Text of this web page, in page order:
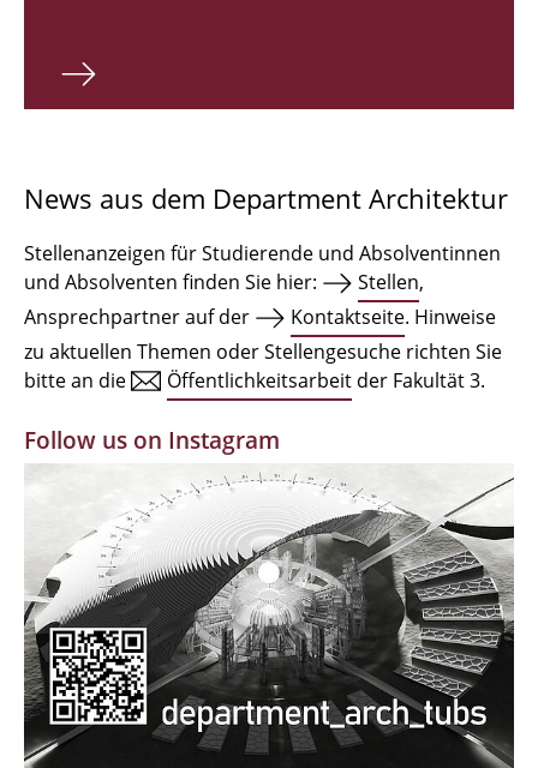
Master Architektur
Qualifikationsprofil
Institute
Einrichtungen
Zeichensäle
MBW | Modellbauwerkstatt
Alumni | cloud club
Dokumente und Downloads
News aus dem Department Architektur
Stellenanzeigen für Studierende und Absolventinnen
und Absolventen finden Sie hier:
Stellen,
Ansprechpartner auf der
Kontaktseite. Hinweise
zu aktuellen Themen oder Stellengesuche richten Sie
bitte an die
Öffentlichkeitsarbeit der Fakultät 3.
Follow us on Instagram